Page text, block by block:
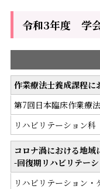
令和3年度 学
作業療法士養成課程に
第7回日本臨床作業療
リハビリテーション科
コロナ渦における地
-回復期リハビリテー
リハビリテーション